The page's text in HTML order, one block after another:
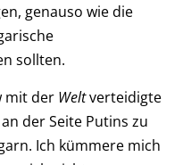
genauso wie die
sollten.
mit der Weltverteidigte
der Seite Putins zu
Ich kümmere mich